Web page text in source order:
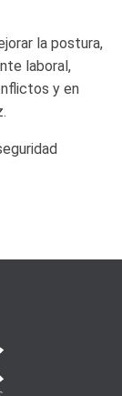
la postura,
laboral,
y en